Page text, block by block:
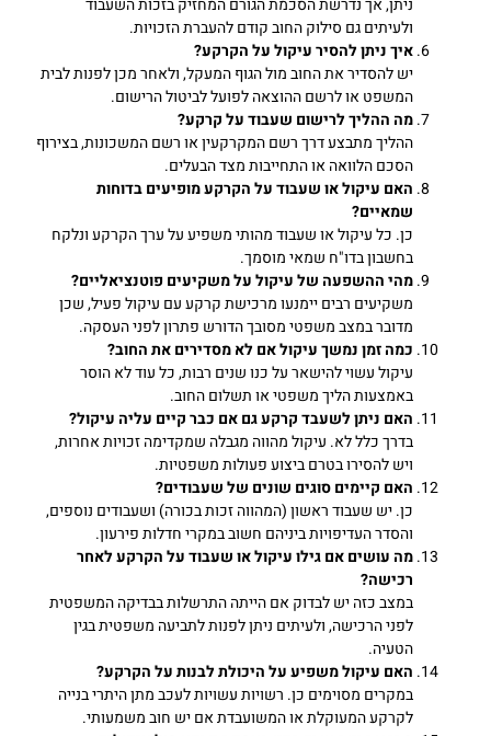
ולעיתים גם סילוק החוב קודם להעברת הזכויות.
איך ניתן להסיר עיקול על הקרקע?
יש להסדיר את החוב מול הגוף המעקל, ולאחר מכן לפנות לבית
המשפט או לרשם ההוצאה לפועל לביטול הרישום.
מה ההליך לרישום שעבוד על קרקע?
ההליך מתבצע דרך רשם המקרקעין או רשם המשכונות, בצירוף
הסכם הלוואה או התחייבות מצד הבעלים.
האם עיקול או שעבוד על הקרקע מופיעים בדוחות
שמאיים?
כן. כל עיקול או שעבוד מהותי משפיע על ערך הקרקע ונלקח
בחשבון בדו"ח שמאי מוסמך.
מהי ההשפעה של עיקול על משקיעים פוטנציאליים?
משקיעים רבים יימנעו מרכישת קרקע עם עיקול פעיל, שכן
מדובר במצב משפטי מסובך הדורש פתרון לפני העסקה.
כמה זמן נמשך עיקול אם לא מסדירים את החוב?
עיקול עשוי להישאר על כנו שנים רבות, כל עוד לא הוסר
באמצעות הליך משפטי או תשלום החוב.
האם ניתן לשעבד קרקע גם אם כבר קיים עליה עיקול?
בדרך כלל לא. עיקול מהווה מגבלה שמקדימה זכויות אחרות,
ויש להסירו בטרם ביצוע פעולות משפטיות.
האם קיימים סוגים שונים של שעבודים?
כן. יש שעבוד ראשון (המהווה זכות בכורה) ושעבודים נוספים,
והסדר העדיפויות ביניהם חשוב במקרי חדלות פירעון.
מה עושים אם גילו עיקול או שעבוד על הקרקע לאחר
רכישה?
במצב כזה יש לבדוק אם הייתה התרשלות בבדיקה המשפטית
לפני הרכישה, ולעיתים ניתן לפנות לתביעה משפטית בגין
הטעיה.
האם עיקול משפיע על היכולת לבנות על הקרקע?
במקרים מסוימים כן. רשויות עשויות לעכב מתן היתרי בנייה
לקרקע המעוקלת או המשועבדת אם יש חוב משמעותי.